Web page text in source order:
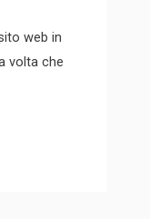
web in
volta che